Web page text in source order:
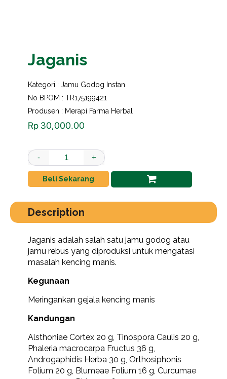
Jaganis
Kategori : Jamu Godog Instan
No BPOM : TR175199421
Produsen : Merapi Farma Herbal
Rp 30,000.00
Jaganis quantity
- +
Beli Sekarang
Description
Jaganis adalah salah satu jamu godog atau
jamu rebus yang diproduksi untuk mengatasi
masalah kencing manis.
Kegunaan
Meringankan gejala kencing manis
Kandungan
Alsthoniae Cortex 20 g, Tinospora Caulis 20 g,
Phaleria macrocarpa Fructus 36 g,
Androgaphidis Herba 30 g, Orthosiphonis
Folium 20 g, Blumeae Folium 16 g, Curcumae